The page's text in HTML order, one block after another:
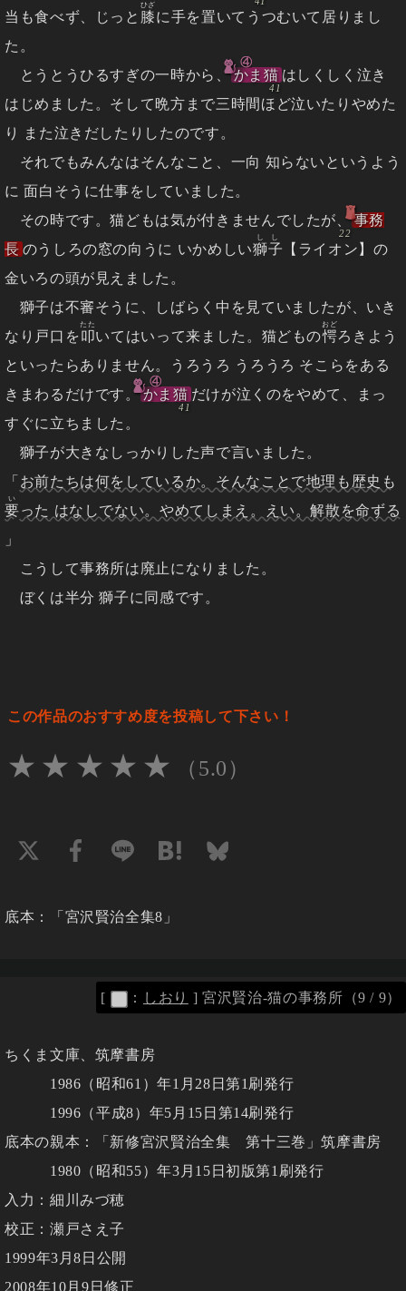
当も食べず、じっと 膝
ひざ
に手を置いてうつむいて居りまし
た。
とうとうひるすぎの一時から、かま猫
④
はしくしく泣き
はじめました。そして晩方まで三時間ほど泣いたりやめた
り また泣きだしたりしたのです。
それでもみんなはそんなこと、一向 知らないというよう
に 面白そうに仕事をしていました。
その時です。猫どもは気が付きませんでしたが、事務
長 のうしろの窓の向うに いかめしい獅子
しし
【ライオン】の
金いろの頭が見えました。
獅子は不審そうに、しばらく中を見ていましたが、いき
なり戸口を叩
たた
いてはいって来ました。猫どもの愕
おど
ろきよう
といったらありません。うろうろ うろうろ そこらをある
きまわるだけです。かま猫
④
だけが泣くのをやめて、まっ
すぐに立ちました。
獅子が大きなしっかりした声で言いました。
「 お前たちは何をしているか。そんなことで地理も歴史も
要
い
った はなしでない。やめてしまえ。えい。解散を命ずる
」
こうして事務所は廃止になりました。
ぼくは半分 獅子に同感です。
この作品のおすすめ度を投稿して下さい！
★ ★ ★ ★ ★ （5.0）
底本：「宮沢賢治全集8」
ちくま文庫、筑摩書房
1986（昭和61）年1月28日第1刷発行
1996（平成8）年5月15日第14刷発行
底本の親本：「新修宮沢賢治全集 第十三巻」筑摩書房
1980（昭和55）年3月15日初版第1刷発行
入力：細川みづ穂
校正：瀬戸さえ子
1999年3月8日公開
2008年10月9日修正
[ ： しおり ] 宮沢賢治-猫の事務所（9 / 9）